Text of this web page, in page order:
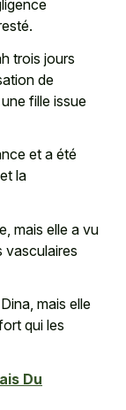
trois jours
de
fille issue
et a été
la
mais elle a vu
vasculaires
mais elle
qui les
Du